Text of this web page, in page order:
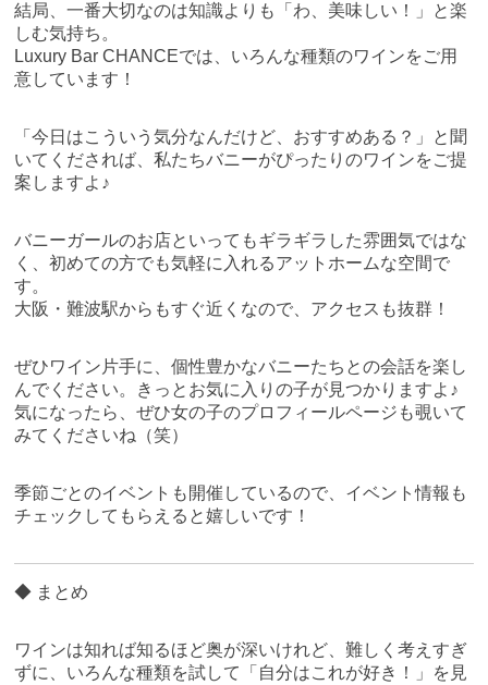
結局、一番大切なのは知識よりも「わ、美味しい！」と楽
しむ気持ち。
Luxury Bar CHANCEでは、いろんな種類のワインをご用
意しています！
「今日はこういう気分なんだけど、おすすめある？」と聞
いてくだされば、私たちバニーがぴったりのワインをご提
案しますよ♪
バニーガールのお店といってもギラギラした雰囲気ではな
く、初めての方でも気軽に入れるアットホームな空間で
す。
大阪・難波駅からもすぐ近くなので、アクセスも抜群！
ぜひワイン片手に、個性豊かなバニーたちとの会話を楽し
んでください。きっとお気に入りの子が見つかりますよ♪
気になったら、ぜひ女の子のプロフィールページも覗いて
みてくださいね（笑）
季節ごとのイベントも開催しているので、イベント情報も
チェックしてもらえると嬉しいです！
◆ まとめ
ワインは知れば知るほど奥が深いけれど、難しく考えすぎ
ずに、いろんな種類を試して「自分はこれが好き！」を見